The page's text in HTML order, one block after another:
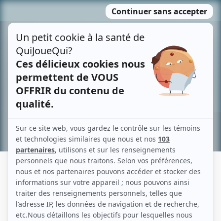
MENU
contenu
Recherche avancée »
MADELEINE ARSENAULT
Liens
Fiche de Madeleine Arsenault sur Showbizz.net